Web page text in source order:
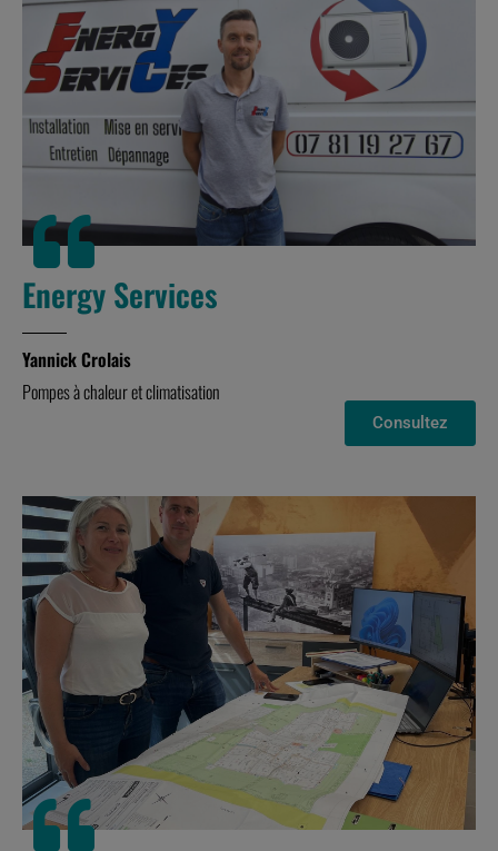
Energy Services
Yannick Crolais
Pompes à chaleur et climatisation
Consultez